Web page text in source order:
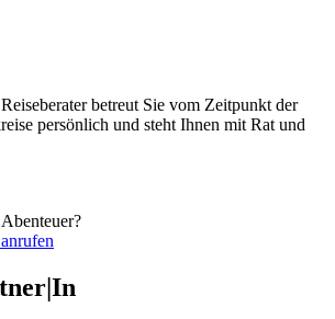
betreut Sie vom Zeitpunkt der
persönlich und steht Ihnen mit Rat und